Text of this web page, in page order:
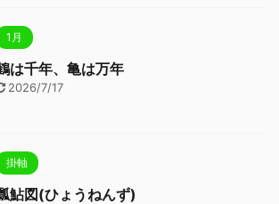
1月
は千年、亀は万年
2026/7/17
掛軸
鮎図(ひょうねんず)